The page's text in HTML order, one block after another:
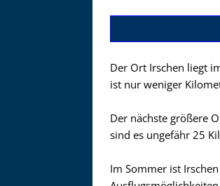
Der Ort Irschen liegt
ist nur weniger
Der nächste größere
sind es ungefähr 25
Im Sommer ist